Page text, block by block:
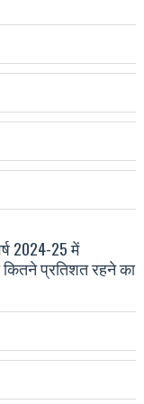
2024-25 में
कितने प्रतिशत रहने का